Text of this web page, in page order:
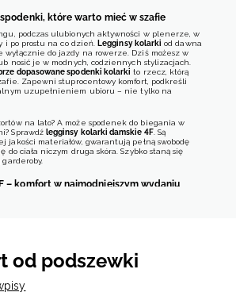
które warto mieć w szafie
podczas ulubionych aktywności w plenerze, w
i po prostu na co dzień. Legginsy kolarki od dawna
wyłącznie do jazdy na rowerze. Dziś możesz w
nosić je w modnych, codziennych stylizacjach.
dopasowane spodenki kolarki to rzecz, którą
Zapewni stuprocentowy komfort, podkreśli
uzupełnieniem ubioru – nie tylko na
na lato? A może spodenek do biegania w
Sprawdź legginsy kolarki damskie 4F. Są
jakości materiałów, gwarantują pełną swobodę
do ciała niczym druga skóra. Szybko staną się
– komfort w najmodniejszym wydaniu
kolarki damskie 4F. Szyjemy je z innowacyjnych
jakości. Dzięki temu są przyjemne i miękkie w
pot na zewnątrz.
od podszewki